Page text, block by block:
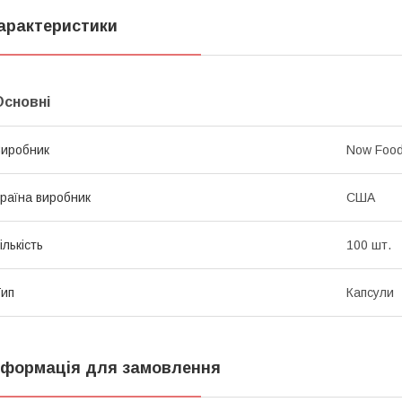
Now
виробник США
100 шт.
Капсули
для замовлення